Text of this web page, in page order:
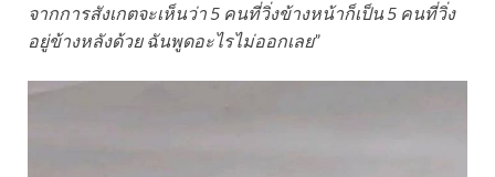
จากการสังเกตจะเห็นว่า 5 คนที่วิ่งข้างหน้าก็เป็น 5 คนที่วิ่ง
อยู่ข้างหลังด้วย ฉันพูดอะไรไม่ออกเลย”